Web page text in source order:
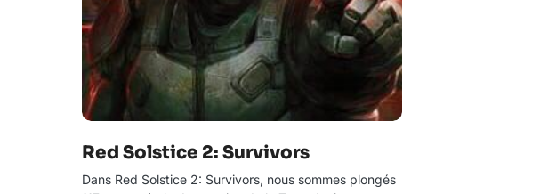
Red Solstice 2: Survivors
Dans Red Solstice 2: Survivors, nous sommes plongés